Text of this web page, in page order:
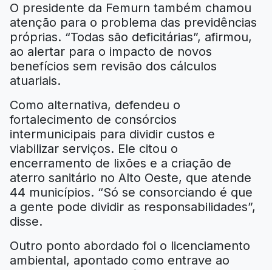
O presidente da Femurn também chamou
atenção para o problema das previdências
próprias. “Todas são deficitárias”, afirmou,
ao alertar para o impacto de novos
benefícios sem revisão dos cálculos
atuariais.
Como alternativa, defendeu o
fortalecimento de consórcios
intermunicipais para dividir custos e
viabilizar serviços. Ele citou o
encerramento de lixões e a criação de
aterro sanitário no Alto Oeste, que atende
44 municípios. “Só se consorciando é que
a gente pode dividir as responsabilidades”,
disse.
Outro ponto abordado foi o licenciamento
ambiental, apontado como entrave ao